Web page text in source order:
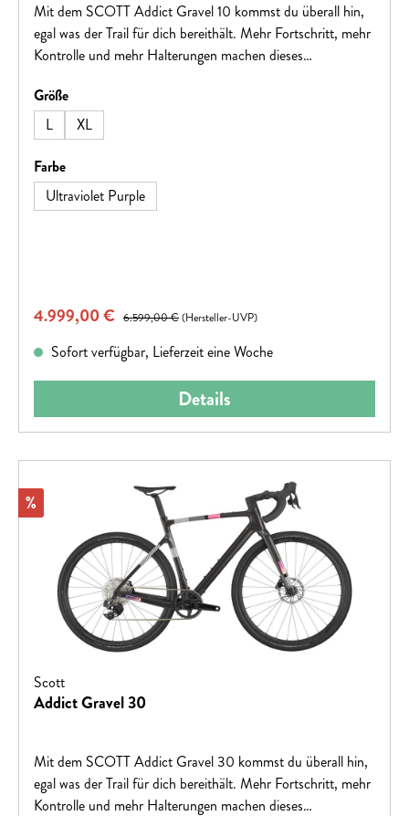
Mit dem SCOTT Addict Gravel 10 kommst du überall hin,
egal was der Trail für dich bereithält. Mehr Fortschritt, mehr
Kontrolle und mehr Halterungen machen dieses
Gehe an deine Grenzen und erfahre dich selbst! , , Hinweis:
Fahrradspezifikationen können ohne vorherige Ankündigung
geändert werden
Größeauswählen
L
XL
Farbeauswählen
Ultraviolet Purple
Verkaufspreis:
4.999,00 € Regulärer Preis:
6.599,00 €(Hersteller-UVP)
Sofort verfügbar, Lieferzeit eine Woche
Details
Rabatt
%
Scott
Addict Gravel 30
Mit dem SCOTT Addict Gravel 30 kommst du überall hin,
egal was der Trail für dich bereithält. Mehr Fortschritt, mehr
Kontrolle und mehr Halterungen machen dieses